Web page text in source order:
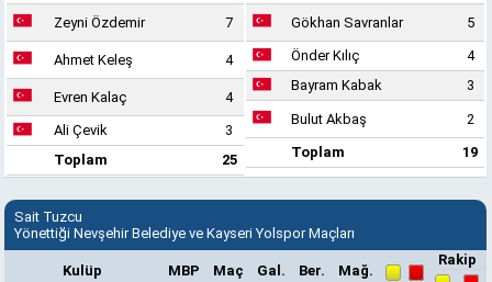
Zeyni Özdemir 7
Ahmet Keleş 4
Evren Kalaç
4
Ali Çevik
3
Toplam
25
Gökhan Savranlar
5
Önder Kılıç
4
Bayram Kabak
3
Bulut Akbaş
2
Toplam
19
Sait Tuzcu
Yönettiği Nevşehir Belediye ve Kayseri Yolspor Maçları
Kulüp MBP Maç Gal. Ber. Mağ.
Rakip